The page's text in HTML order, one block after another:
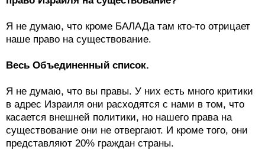
Я не думаю, что кроме БАЛАДа там кто-то отрицает
наше право на существование.
Весь Объединенный список.
Я не думаю, что вы правы. У них есть много критики
в адрес Израиля они расходятся с нами в том, что
касается внешней политики, но нашего права на
существование они не отвергают. И кроме того, они
представляют 20% граждан страны.